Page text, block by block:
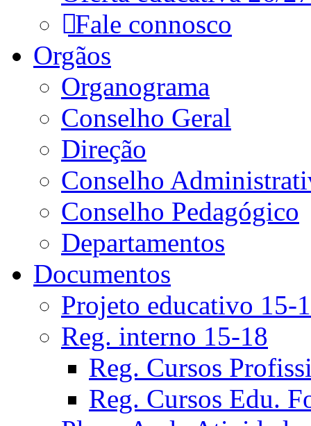
Fale connosco
Orgãos
Organograma
Conselho Geral
Direção
Conselho
Conselho Pedagógico
Departamentos
Documentos
Projeto educativo 15-
Reg. interno 15-18
Reg. Cursos
Reg. Cursos Edu.